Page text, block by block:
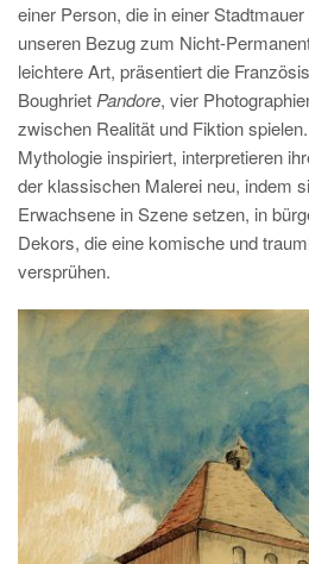
einer Person, die in einer
unseren Bezug zum Nicht-
leichtere Art, präsentiert die
Boughriet Pandore, vier
zwischen Realität und Fiktion
Mythologie inspiriert, interpretieren
der klassischen Malerei neu, indem
Erwachsene in Szene setzen, in
Dekors, die eine komische und
versprühen.